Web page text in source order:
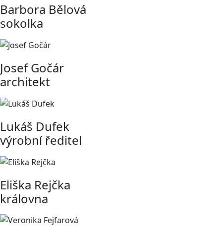
Barbora Bělová
sokolka
Josef Gočár
architekt
Lukáš Dufek
výrobní ředitel
Eliška Rejčka
královna